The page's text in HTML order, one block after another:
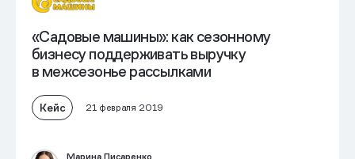
«Садовые машины»: как сезонному
бизнесу поддерживать выручку
в межсезонье рассылками
Кейс 21 февраля 2019